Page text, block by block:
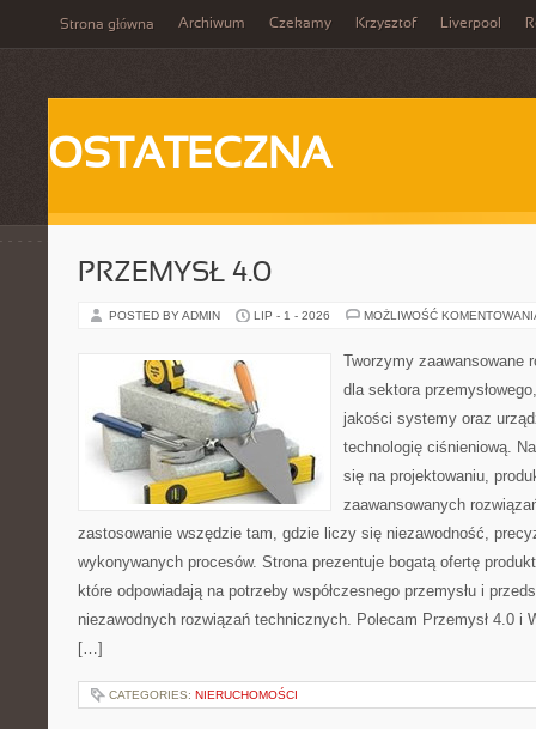
Strona główna Archiwum Czekamy Krzysztof Liverpool
OSTATECZNA
PRZEMYSŁ 4.0
POSTED BY ADMIN LIP - 1 - 2026 MOŻLIWOŚĆ
Tworzymy zaawansowane
dla sektora
jakości systemy oraz
technologię ciśnieniową.
się na projektowaniu,
zaawansowanych
zastosowanie wszędzie tam, gdzie liczy się niezawodność,
wykonywanych procesów. Strona prezentuje bogatą ofertę
które odpowiadają na potrzeby współczesnego przemysłu i
niezawodnych rozwiązań technicznych. Polecam Przemysł 4.0 i
[…]
CATEGORIES: NIERUCHOMOŚCI